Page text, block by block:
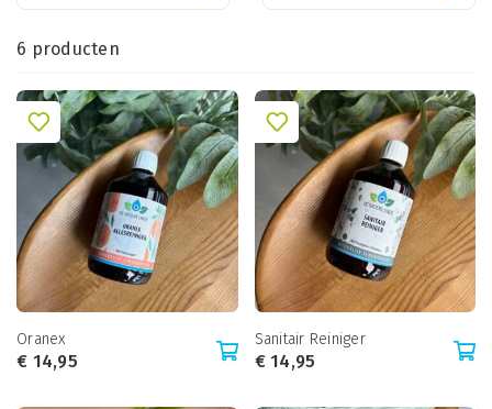
6 producten
Oranex
€ 14,95
Sanitair Reiniger
€14,95